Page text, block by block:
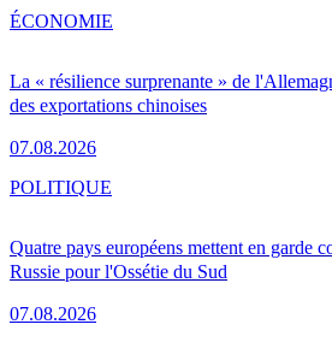
La « résilience surprenante » de
des exportations chinoises
07.08.2026
ÉCONOMIE
Quatre pays européens mettent en garde
Russie pour l'Ossétie du Sud
07.08.2026
POLITIQUE